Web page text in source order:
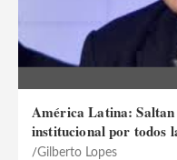
América Latina:
institucional por todos
Gilberto Lopes